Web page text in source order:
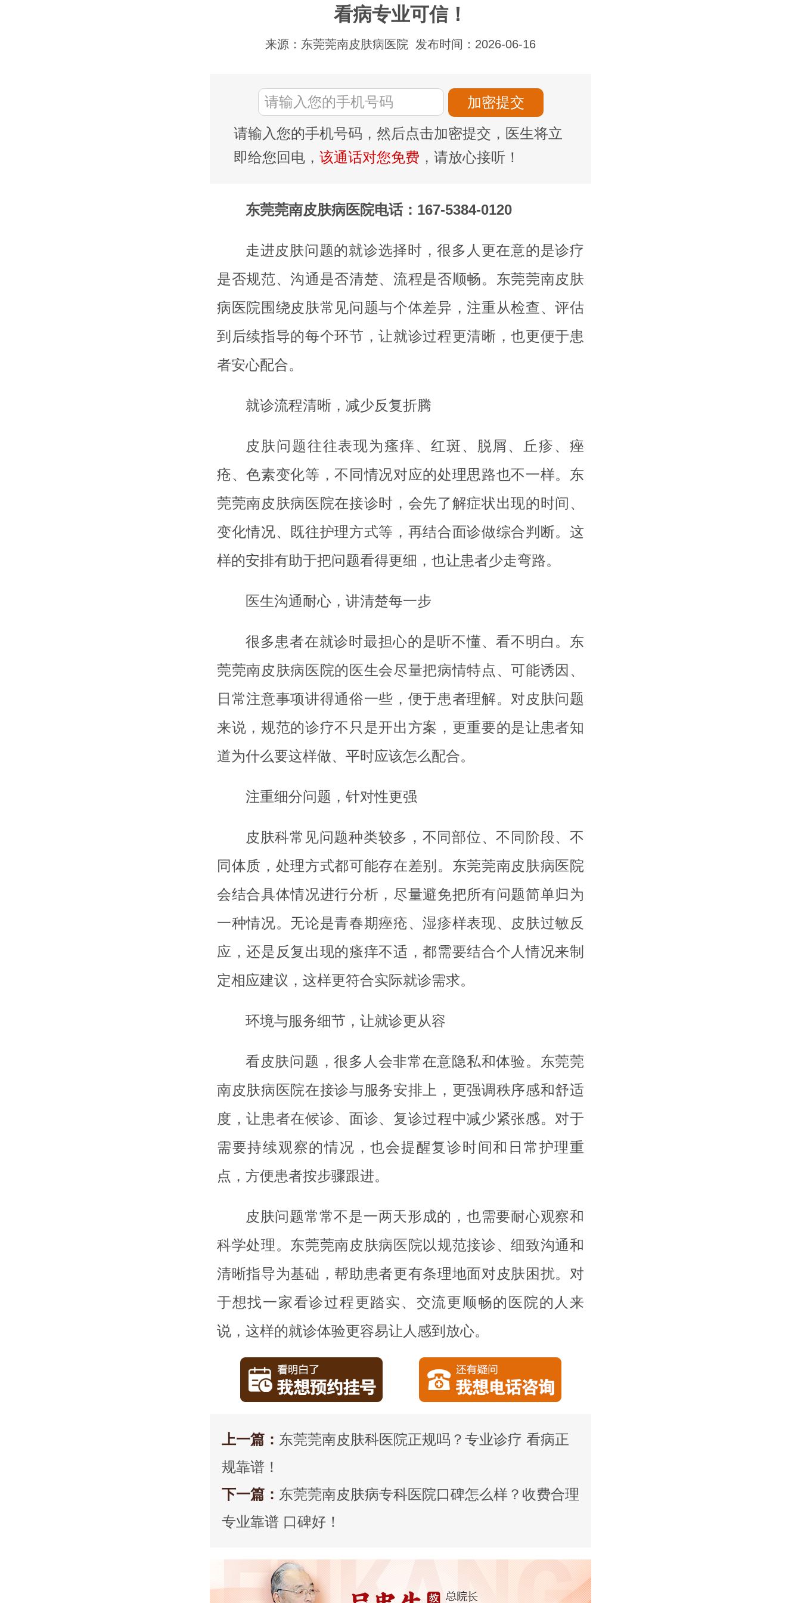
看病专业可信！
来源：东莞莞南皮肤病医院 发布时间：2026-06-16
请输入您的手机号码，然后点击加密提交，医生将立
即给您回电， 该通话对您免费 ，请放心接听！
东莞莞南皮肤病医院电话：167-5384-0120
走进皮肤问题的就诊选择时，很多人更在意的是诊疗
是否规范、沟通是否清楚、流程是否顺畅。东莞莞南皮肤
病医院围绕皮肤常见问题与个体差异，注重从检查、评估
到后续指导的每个环节，让就诊过程更清晰，也更便于患
者安心配合。
就诊流程清晰，减少反复折腾
皮肤问题往往表现为瘙痒、红斑、脱屑、丘疹、痤
疮、色素变化等，不同情况对应的处理思路也不一样。东
莞莞南皮肤病医院在接诊时，会先了解症状出现的时间、
变化情况、既往护理方式等，再结合面诊做综合判断。这
样的安排有助于把问题看得更细，也让患者少走弯路。
医生沟通耐心，讲清楚每一步
很多患者在就诊时最担心的是听不懂、看不明白。东
莞莞南皮肤病医院的医生会尽量把病情特点、可能诱因、
日常注意事项讲得通俗一些，便于患者理解。对皮肤问题
来说，规范的诊疗不只是开出方案，更重要的是让患者知
道为什么要这样做、平时应该怎么配合。
注重细分问题，针对性更强
皮肤科常见问题种类较多，不同部位、不同阶段、不
同体质，处理方式都可能存在差别。东莞莞南皮肤病医院
会结合具体情况进行分析，尽量避免把所有问题简单归为
一种情况。无论是青春期痤疮、湿疹样表现、皮肤过敏反
应，还是反复出现的瘙痒不适，都需要结合个人情况来制
定相应建议，这样更符合实际就诊需求。
环境与服务细节，让就诊更从容
看皮肤问题，很多人会非常在意隐私和体验。东莞莞
南皮肤病医院在接诊与服务安排上，更强调秩序感和舒适
度，让患者在候诊、面诊、复诊过程中减少紧张感。对于
需要持续观察的情况，也会提醒复诊时间和日常护理重
点，方便患者按步骤跟进。
皮肤问题常常不是一两天形成的，也需要耐心观察和
科学处理。东莞莞南皮肤病医院以规范接诊、细致沟通和
清晰指导为基础，帮助患者更有条理地面对皮肤困扰。对
于想找一家看诊过程更踏实、交流更顺畅的医院的人来
说，这样的就诊体验更容易让人感到放心。
上一篇： 东莞莞南皮肤科医院正规吗？专业诊疗 看病正
规靠谱！
下一篇： 东莞莞南皮肤病专科医院口碑怎么样？收费合理
专业靠谱 口碑好！